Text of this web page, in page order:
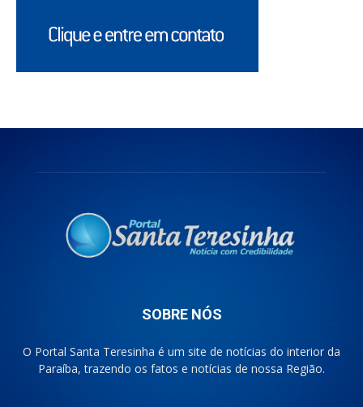
SOBRE NÓS
O Portal Santa Teresinha é um site de notícias do interior da
Paraíba, trazendo os fatos e notícias de nossa Região.